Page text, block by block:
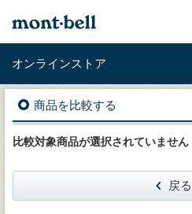
オンラインストア
商品を比較する
比較対象商品が選択されていません
戻る